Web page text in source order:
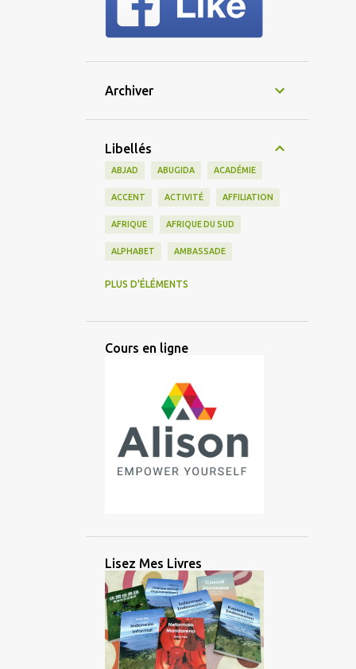
Archiver
Libellés
ABJAD ABUGIDA ACADÉMIE
ACCENT ACTIVITÉ AFFILIATION
AFRIQUE AFRIQUE DU SUD
ALPHABET AMBASSADE
AMERICAIN
ARGENT
ARTIFICIELLE
ASIATIQUE ASIE ASIE CENTRALE
ASIE DE L'EST ASIE DU SUD
AVANTAGE AZERBAÏDJAN
BALINAIS BANGLADESH BATAK
BATAN BATANES BAYBAYIN
BILINGUE BRAHMI BRITANNIQUE
PLUS D'ÉLÉMENTS
Cours en ligne
Lisez Mes Livres